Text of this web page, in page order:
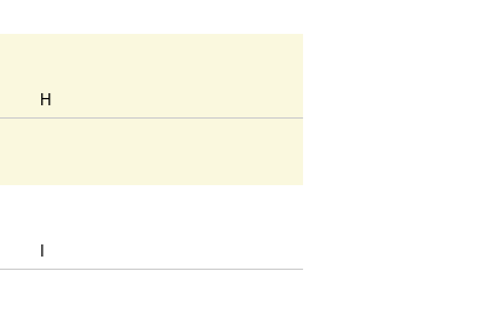
H